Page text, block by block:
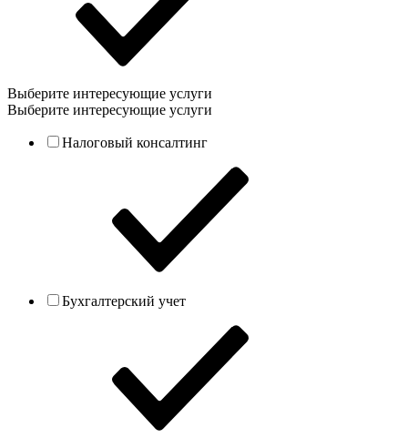
Выберите интересующие услуги
Выберите интересующие услуги
Налоговый консалтинг
Бухгалтерский учет